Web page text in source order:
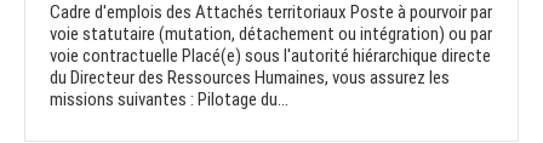
Cadre d'emplois des Attachés territoriaux Poste à pourvoir par
voie statutaire (mutation, détachement ou intégration) ou par
voie contractuelle Placé(e) sous l'autorité hiérarchique directe
du Directeur des Ressources Humaines, vous assurez les
missions suivantes : Pilotage du...